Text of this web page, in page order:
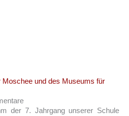
Moschee und des Museums für
der 7. Jahrgang unserer Schule